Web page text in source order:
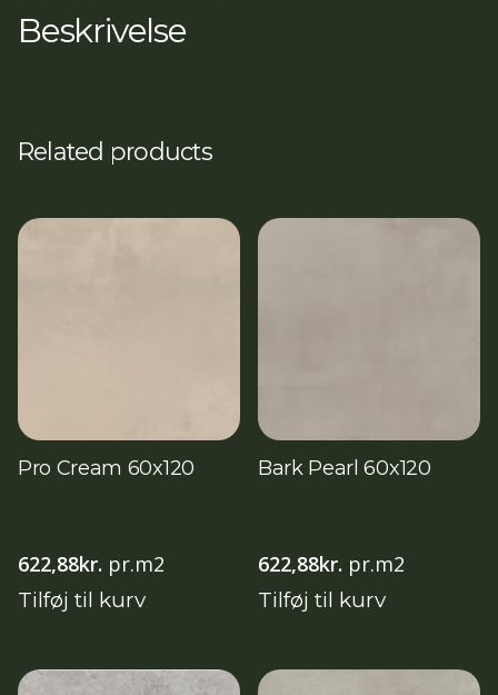
Beskrivelse
Related products
Pro Cream 60x120
622,88kr. pr.m2
Tilføj til kurv
Bark Pearl 60x120
622,88kr. pr.m2
Tilføj til kurv